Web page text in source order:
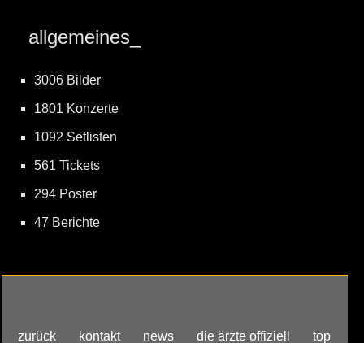
allgemeines_
3006 Bilder
1801 Konzerte
1092 Setlisten
561 Tickets
294 Poster
47 Berichte
zurück kontakt news die ärzte offiziell top